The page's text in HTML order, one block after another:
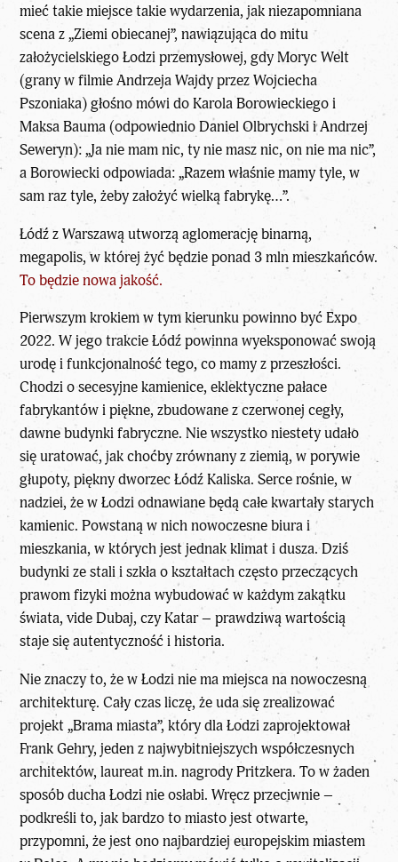
mieć takie miejsce takie wydarzenia, jak niezapomniana
scena z „Ziemi obiecanej”, nawiązująca do mitu
założycielskiego Łodzi przemysłowej, gdy Moryc Welt
(grany w filmie Andrzeja Wajdy przez Wojciecha
Pszoniaka) głośno mówi do Karola Borowieckiego i
Maksa Bauma (odpowiednio Daniel Olbrychski i Andrzej
Seweryn): „Ja nie mam nic, ty nie masz nic, on nie ma nic”,
a Borowiecki odpowiada: „Razem właśnie mamy tyle, w
sam raz tyle, żeby założyć wielką fabrykę…”.
Łódź z Warszawą utworzą aglomerację binarną,
megapolis, w której żyć będzie ponad 3 mln mieszkańców.
To będzie nowa jakość.
Pierwszym krokiem w tym kierunku powinno być Expo
2022. W jego trakcie Łódź powinna wyeksponować swoją
urodę i funkcjonalność tego, co mamy z przeszłości.
Chodzi o secesyjne kamienice, eklektyczne pałace
fabrykantów i piękne, zbudowane z czerwonej cegły,
dawne budynki fabryczne. Nie wszystko niestety udało
się uratować, jak choćby zrównany z ziemią, w porywie
głupoty, piękny dworzec Łódź Kaliska. Serce rośnie, w
nadziei, że w Łodzi odnawiane będą całe kwartały starych
kamienic. Powstaną w nich nowoczesne biura i
mieszkania, w których jest jednak klimat i dusza. Dziś
budynki ze stali i szkła o kształtach często przeczących
prawom fizyki można wybudować w każdym zakątku
świata, vide Dubaj, czy Katar – prawdziwą wartością
staje się autentyczność i historia.
Nie znaczy to, że w Łodzi nie ma miejsca na nowoczesną
architekturę. Cały czas liczę, że uda się zrealizować
projekt „Brama miasta”, który dla Łodzi zaprojektował
Frank Gehry, jeden z najwybitniejszych współczesnych
architektów, laureat m.in. nagrody Pritzkera. To w żaden
sposób ducha Łodzi nie osłabi. Wręcz przeciwnie –
podkreśli to, jak bardzo to miasto jest otwarte,
przypomni, że jest ono najbardziej europejskim miastem